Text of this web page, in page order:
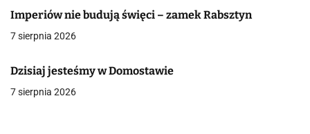
a
w
p
i
Imperiów nie budują święci – zamek Rabsztyn
7 sierpnia 2026
Dzisiaj jesteśmy w Domostawie
7 sierpnia 2026